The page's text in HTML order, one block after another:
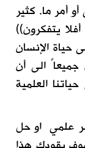
أو أمر ما. كثير
يتفكرون))
حياة الإنسان
جميعاًالى أن
ناالعلمية
علمي او حل